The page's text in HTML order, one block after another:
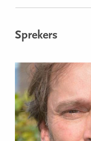
Sprekers